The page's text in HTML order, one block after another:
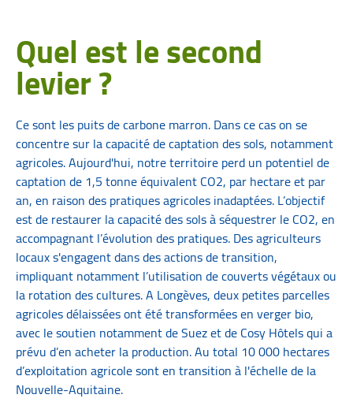
Quel est le second
levier ?
Ce sont les puits de carbone marron. Dans ce cas on se
concentre sur la capacité de captation des sols, notamment
agricoles. Aujourd'hui, notre territoire perd un potentiel de
captation de 1,5 tonne équivalent CO2, par hectare et par
an, en raison des pratiques agricoles inadaptées. L’objectif
est de restaurer la capacité des sols à séquestrer le CO2, en
accompagnant l’évolution des pratiques. Des agriculteurs
locaux s'engagent dans des actions de transition,
impliquant notamment l’utilisation de couverts végétaux ou
la rotation des cultures. A Longèves, deux petites parcelles
agricoles délaissées ont été transformées en verger bio,
avec le soutien notamment de Suez et de Cosy Hôtels qui a
prévu d’en acheter la production. Au total 10 000 hectares
d’exploitation agricole sont en transition à l'échelle de la
Nouvelle-Aquitaine.